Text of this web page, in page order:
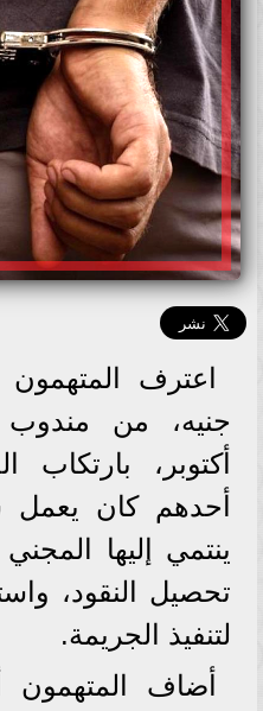
اعترف
أكتوبر، بارتكاب
أحدهم كان يعمل
ينتمي إليها
تحصيل النقود،
لتنفيذ الجريمة.
أضاف المتهمون